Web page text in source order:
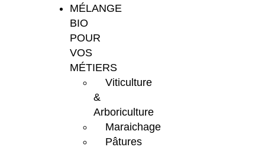
MÉLANGE
BIO
POUR
VOS
MÉTIERS
Viticulture
&
Arboriculture
Maraichage
Pâtures